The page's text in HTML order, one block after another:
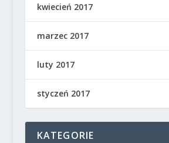
kwiecień 2017
marzec 2017
luty 2017
styczeń 2017
KATEGORIE